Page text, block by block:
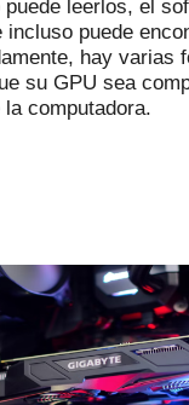
leerlos, el
incluso puede
hay varias
su GPU sea
computadora.